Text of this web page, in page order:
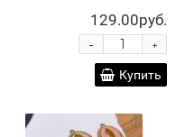
129.00руб.
+
-
Купить